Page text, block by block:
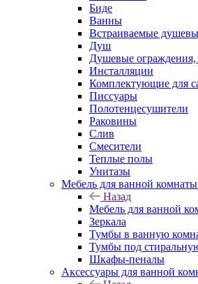
Биде
Ванны
Встраиваемые
Душ
Душевые
Инсталляции
Комплектующие для
Писсуары
Полотенцесушители
Раковины
Слив
Смесители
Теплые полы
Унитазы
Мебель для ванной комнаты
Назад
Мебель для ванной
Зеркала
Тумбы в ванную
Тумбы под
Шкафы-пеналы
Аксессуары для ванной